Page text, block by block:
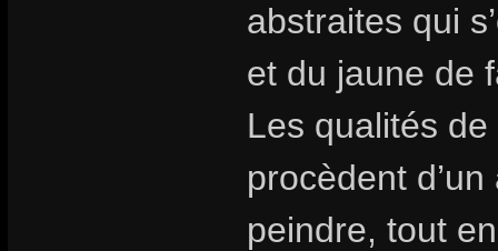
abstraites qui
et du jaune de
Les qualités
procèdent
peindre, tout